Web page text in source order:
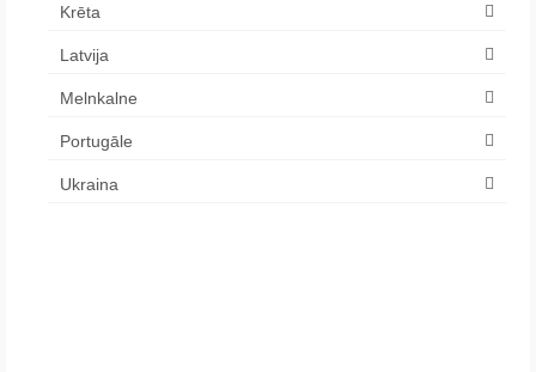
Krēta
Latvija
Melnkalne
Portugāle
Ukraina